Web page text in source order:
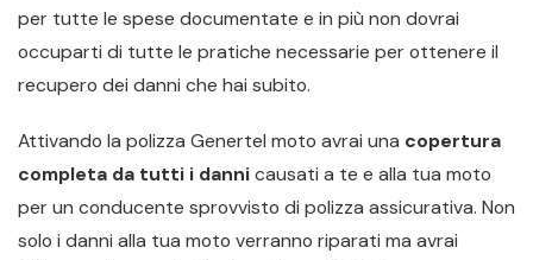
per tutte le spese documentate e in più non dovrai
occuparti di tutte le pratiche necessarie per ottenere il
recupero dei danni che hai subito.
Attivando la polizza Genertel moto avrai una copertura
completa da tutti i dannicausati a te e alla tua moto
per un conducente sprovvisto di polizza assicurativa. Non
solo i danni alla tua moto verranno riparati ma avrai